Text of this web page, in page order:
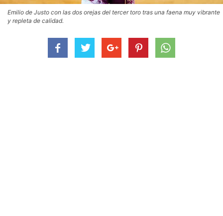
Emilio de Justo con las dos orejas del tercer toro tras una faena muy vibrante
y repleta de calidad.